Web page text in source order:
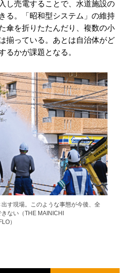
し売電することで、水道施設の
る。「昭和型システム」の維持
傘を折りたたんだり、複数の小
揃っている。あとは自治体がど
るかが課題となる。
す現場。このような事態が今後、全
ない（THE MAINICHI
）